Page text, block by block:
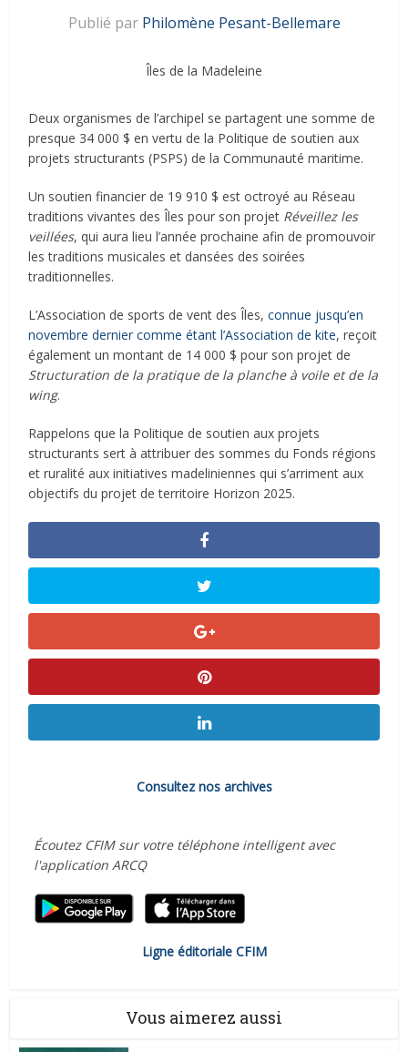
Publié par Philomène Pesant-Bellemare
Îles de la Madeleine
Deux organismes de l’archipel se partagent une somme de
presque 34 000 $ en vertu de la Politique de soutien aux
projets structurants (PSPS) de la Communauté maritime.
Un soutien financier de 19 910 $ est octroyé au Réseau
traditions vivantes des Îles pour son projet Réveillez les
veillées, qui aura lieu l’année prochaine afin de promouvoir
les traditions musicales et dansées des soirées
traditionnelles.
L’Association de sports de vent des Îles,connue jusqu’en
novembre dernier comme étant l’Association de kite, reçoit
également un montant de 14 000 $ pour son projet de
Structuration de la pratique de la planche à voile et de la
wing.
Rappelons que la Politique de soutien aux projets
structurants sert à attribuer des sommes du Fonds régions
et ruralité aux initiatives madeliniennes qui s’arriment aux
objectifs du projet de territoire Horizon 2025.
Consultez nos archives
Écoutez CFIM sur votre téléphone intelligent avec
l'application ARCQ
Ligne éditoriale CFIM
Vous aimerez aussi